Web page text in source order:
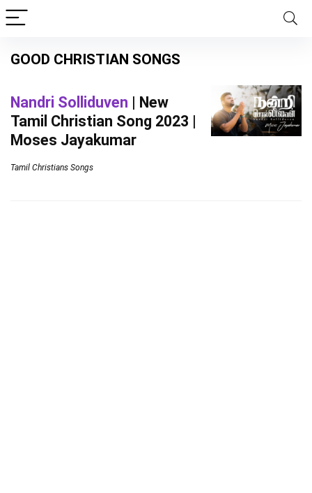
GOOD CHRISTIAN SONGS
Nandri Solliduven | New
Tamil Christian Song 2023 |
Moses Jayakumar
Tamil Christians Songs